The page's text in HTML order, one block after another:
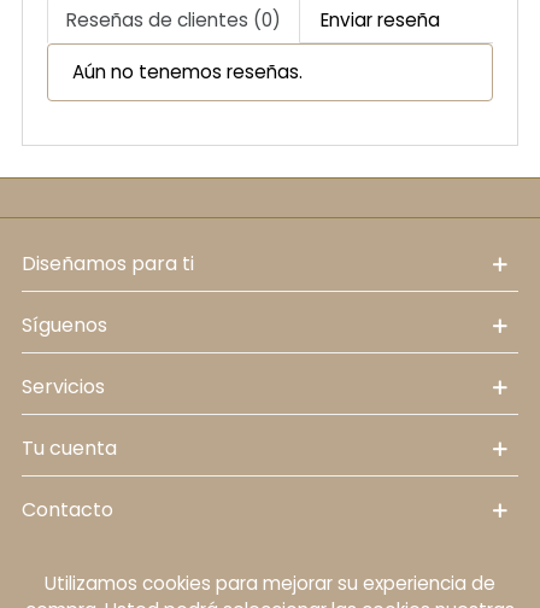
Reseñas de clientes (0) Enviar reseña
Aún no tenemos reseñas.
diseñamos para ti
síguenos
servicios
tu cuenta
contacto
Política de cookies Aviso legal Política de
Utilizamos cookies para mejorar su experiencia de